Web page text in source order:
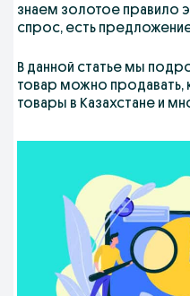
знаем золотое правило
спрос, есть
В данной статье мы
товар можно продавать,
товары в Казахстане и